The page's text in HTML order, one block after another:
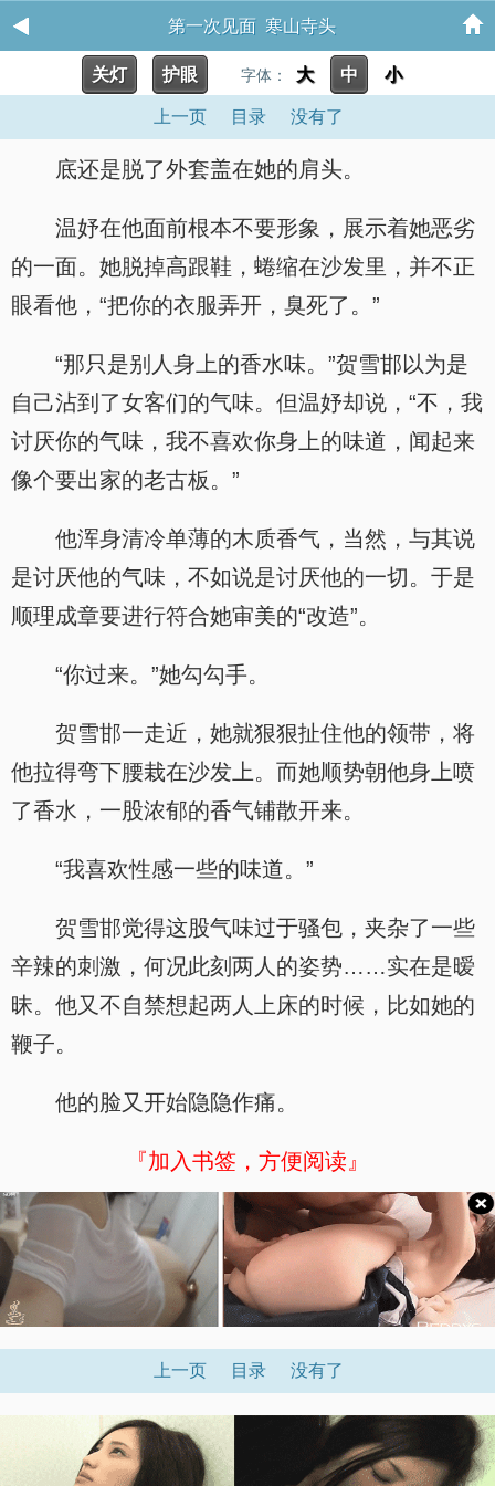
第一次见面 寒山寺头
关灯 护眼 字体： 大 中 小
上一页 目录 没有了
底还是脱了外套盖在她的肩头。
温妤在他面前根本不要形象，展示着她恶劣
的一面。她脱掉高跟鞋，蜷缩在沙发里，并不正
眼看他，“把你的衣服弄开，臭死了。”
“那只是别人身上的香水味。”贺雪邯以为是
自己沾到了女客们的气味。但温妤却说，“不，我
讨厌你的气味，我不喜欢你身上的味道，闻起来
像个要出家的老古板。”
他浑身清冷单薄的木质香气，当然，与其说
是讨厌他的气味，不如说是讨厌他的一切。于是
顺理成章要进行符合她审美的“改造”。
“你过来。”她勾勾手。
贺雪邯一走近，她就狠狠扯住他的领带，将
他拉得弯下腰栽在沙发上。而她顺势朝他身上喷
了香水，一股浓郁的香气铺散开来。
“我喜欢性感一些的味道。”
贺雪邯觉得这股气味过于骚包，夹杂了一些
辛辣的刺激，何况此刻两人的姿势……实在是暧
昧。他又不自禁想起两人上床的时候，比如她的
鞭子。
他的脸又开始隐隐作痛。
『加入书签，方便阅读』
上一页 目录 没有了